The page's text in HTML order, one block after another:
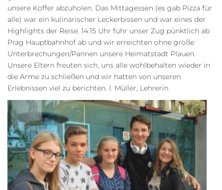
unsere Koffer abzuholen. Das Mittagessen (es gab Pizza für
alle) war ein kulinarischer Leckerbissen und war eines der
Highlights der Reise. 14.15 Uhr fuhr unser Zug pünktlich ab
Prag Hauptbahnhof ab und wir erreichten ohne große
Unterbrechungen/Pannen unsere Heimatstadt Plauen.
Unsere Eltern freuten sich, uns alle wohlbehalten wieder in
die Arme zu schließen und wir hatten von unseren
Erlebnissen viel zu berichten. I. Müller, Lehrerin